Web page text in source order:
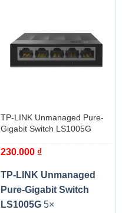
TP-LINK Unmanaged Pure-
Gigabit Switch LS1005G
230.000 ₫
TP-LINK Unmanaged
Pure-Gigabit Switch
LS1005G5×